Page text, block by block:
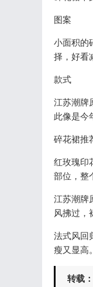
图案
小面积的
择，好看
款式
江苏潮牌
此像是今
碎花裙推
红玫瑰印
部位，整
江苏潮牌
风拂过，
法式风回
瘦又显高
转载：